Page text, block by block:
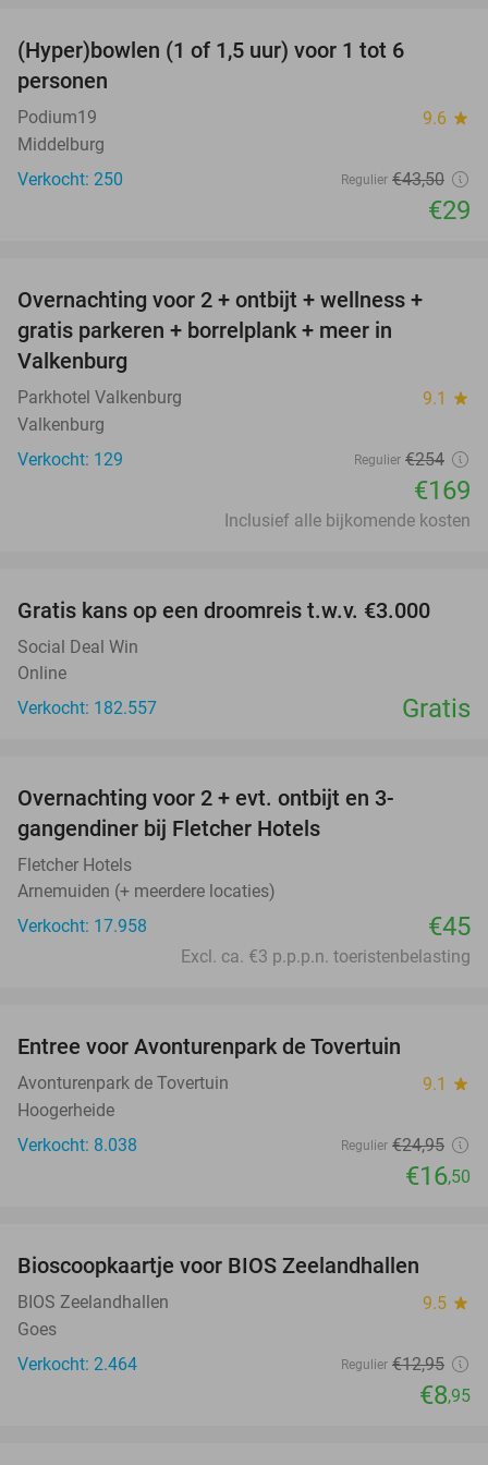
(Hyper)bowlen (1 of 1,5 uur) voor 1 tot 6
personen
Podium19 9.6 star
Middelburg
Verkocht: 250
Regulier €43,50
€29
33%
Overnachting voor 2 + ontbijt + wellness +
gratis parkeren + borrelplank + meer in
Valkenburg
Parkhotel Valkenburg 9.1 star
Valkenburg
Verkocht: 129
Regulier €254
€169
Inclusief alle bijkomende kosten
Gratis kans op een droomreis t.w.v. €3.000
Social Deal Win
Online
Verkocht: 182.557
Gratis
Overnachting voor 2 + evt. ontbijt en 3-
gangendiner bij Fletcher Hotels
Fletcher Hotels
Arnemuiden (+ meerdere locaties)
Verkocht: 17.958
€45
Excl. ca. €3 p.p.p.n. toeristenbelasting
Entree voor Avonturenpark de Tovertuin
Avonturenpark de Tovertuin 9.1 star
Hoogerheide
Verkocht: 8.038
Regulier €24,95
€16,50
Bioscoopkaartje voor BIOS Zeelandhallen
BIOS Zeelandhallen 9.5 star
Goes
Verkocht: 2.464
Regulier €12,95
€8,95